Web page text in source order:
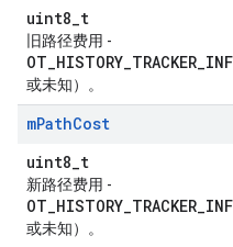
uint8_t
旧路径费用 -
或未知）。
mPathCost
uint8_t
新路径费用 -
或未知）。